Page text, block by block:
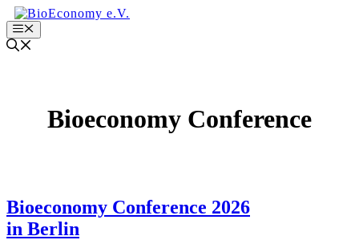
Zum
Inhalt
springen
Menu
Bioeconomy Conference
Bioeconomy Conference 2026
in Berlin